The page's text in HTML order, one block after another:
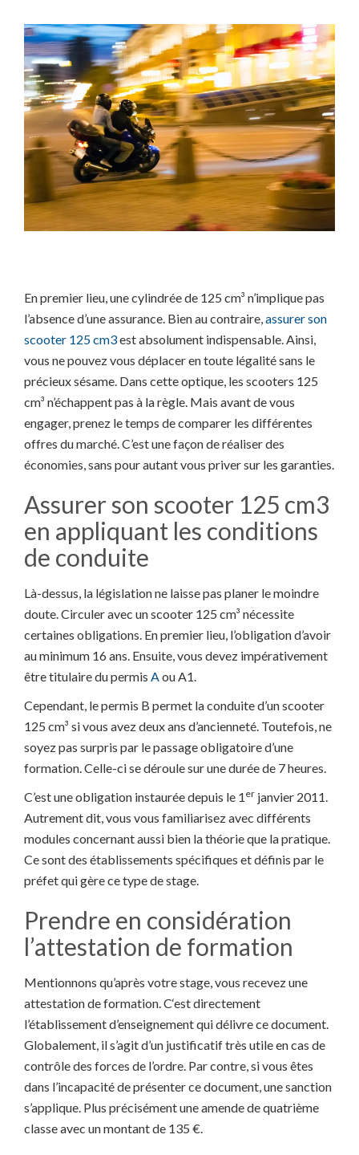
En premier lieu, une cylindrée de 125 cm³ n’implique pas
l’absence d’une assurance. Bien au contraire,assurer son
scooter 125 cm3est absolument indispensable. Ainsi,
vous ne pouvez vous déplacer en toute légalité sans le
précieux sésame. Dans cette optique, les scooters 125
cm³ n’échappent pas à la règle. Mais avant de vous
engager, prenez le temps de comparer les différentes
offres du marché. C’est une façon de réaliser des
économies, sans pour autant vous priver sur les garanties.
Assurer son scooter 125 cm3
en appliquant les conditions
de conduite
Là-dessus, la législation ne laisse pas planer le moindre
doute. Circuler avec un scooter 125 cm³ nécessite
certaines obligations. En premier lieu, l’obligation d’avoir
au minimum 16 ans. Ensuite, vous devez impérativement
être titulaire du permis Aou A1.
Cependant, le permis B permet la conduite d’un scooter
125 cm³ si vous avez deux ans d’ancienneté. Toutefois, ne
soyez pas surpris par le passage obligatoire d’une
formation. Celle-ci se déroule sur une durée de 7 heures.
C’est une obligation instaurée depuis le 1 er janvier 2011.
Autrement dit, vous vous familiarisez avec différents
modules concernant aussi bien la théorie que la pratique.
Ce sont des établissements spécifiques et définis par le
préfet qui gère ce type de stage.
Prendre en considération
l’attestation de formation
Mentionnons qu’après votre stage, vous recevez une
attestation de formation. C‘est directement
l’établissement d’enseignement qui délivre ce document.
Globalement, il s’agit d’un justificatif très utile en cas de
contrôle des forces de l’ordre. Par contre, si vous êtes
dans l’incapacité de présenter ce document, une sanction
s’applique. Plus précisément une amende de quatrième
classe avec un montant de 135 €.